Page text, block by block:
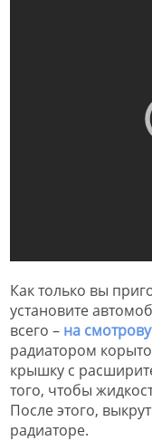
Как только вы
установите
всего – на
радиатором
крышку с
того, чтобы
После этого,
радиаторе.